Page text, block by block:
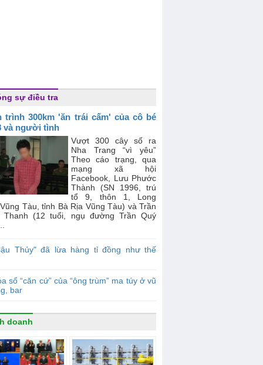
sự điều tra
trình 300km 'ăn trái cấm' của cô bé
và người tình
Vượt 300 cây số ra
Nha Trang “vì yêu”
Theo cáo trạng, qua
mạng xã hội
Facebook, Lưu Phước
Thành (SN 1996, trú
tổ 9, thôn 1, Long
Tàu, tỉnh Bà Rịa Vũng Tàu) và Trần
Thanh (12 tuổi, ngụ đường Trần Quý
Thủy" đã lừa hàng tỉ đồng như thế
sổ “căn cứ” của “ông trùm” ma túy ở vũ
bar
doanh